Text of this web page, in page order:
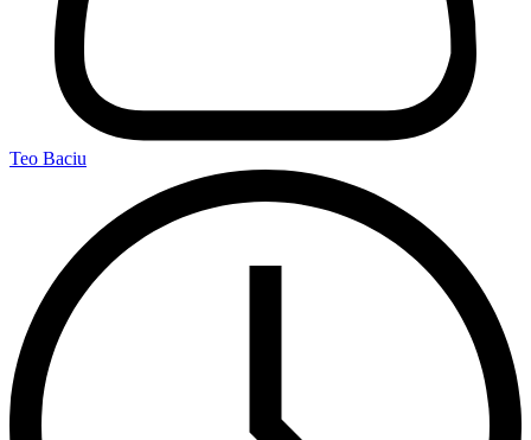
Teo Baciu